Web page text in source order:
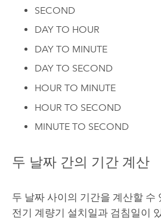
SECOND
DAY TO HOUR
DAY TO MINUTE
DAY TO SECOND
HOUR TO MINUTE
HOUR TO SECOND
MINUTE TO SECOND
두 날짜 간의 기간 계산
두 날짜 사이의 기간을 계산할 수
전기 계량기 설치일과 검침일이